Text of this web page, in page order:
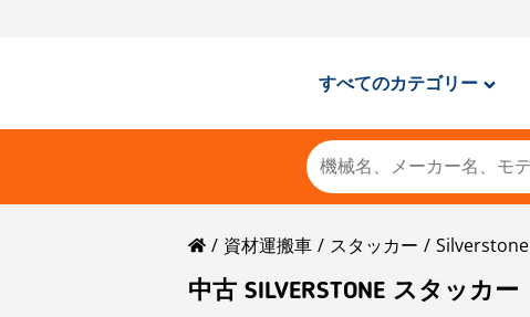
すべてのカテゴリー
資材運搬車 スタッカー
Silverstone
中古 SILVERSTONE スタッカー